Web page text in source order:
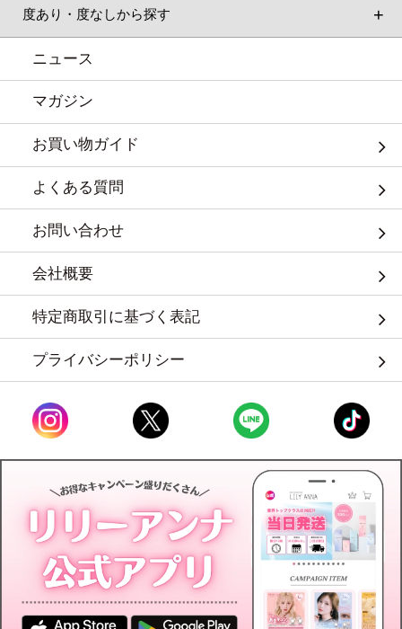
度あり・度なしから探す
ニュース
マガジン
お買い物ガイド
よくある質問
お問い合わせ
会社概要
特定商取引に基づく表記
プライバシーポリシー